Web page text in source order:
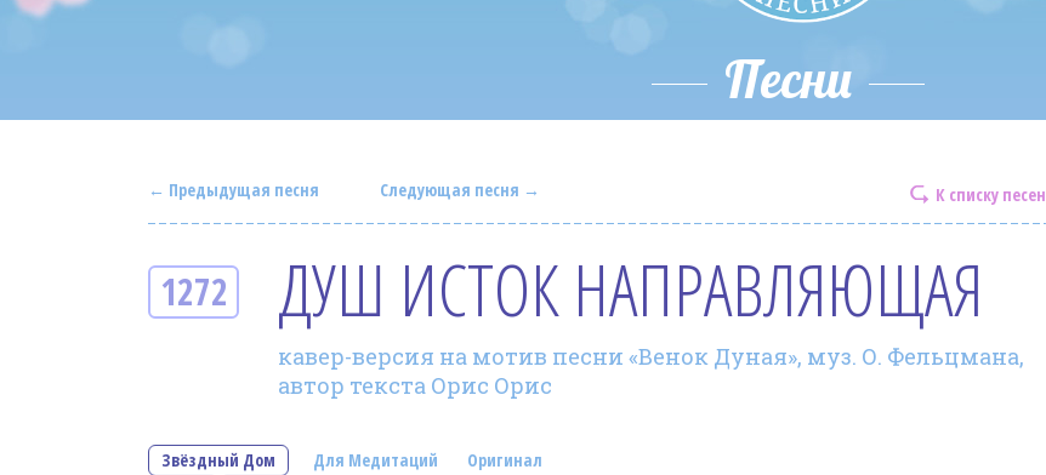
Песни
← Предыдущая песня К списку песен
Следующая песня →
1272 ДУШ ИСТОК НАПРАВЛЯЮЩАЯ
кавер-версия на мотив песни «Венок Дуная», муз. О. Фельцмана,
автор текста Орис Орис
Звёздный Дом Для Медитаций Оригинал